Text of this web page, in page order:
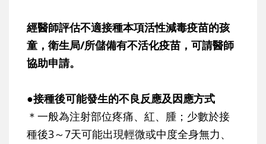
經醫師評估不適接種本項活性減毒疫苗的孩
童，衛生局/所儲備有不活化疫苗，可請醫師
協助申請。
●接種後可能發生的不良反應及因應方式
＊一般為注射部位疼痛、紅、腫；少數於接
種後3～7天可能出現輕微或中度全身無力、